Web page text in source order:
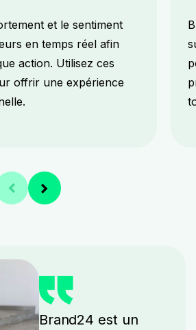
et le sentiment
en temps réel afin
action. Utilisez ces
offrir une expérience
Brand24 est un